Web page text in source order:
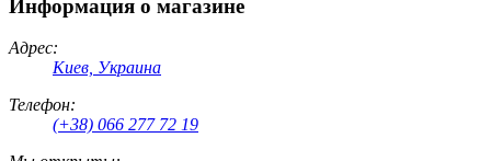
Информация о магазине
Адрес:
Киев, Украина
Телефон:
(+38) 066 277 72 19